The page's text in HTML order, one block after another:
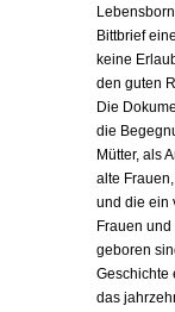
Bittbrief
keine
den guten
Die
die
Mütter, als
alte
und die ein
Frauen
geboren
Geschichte
das